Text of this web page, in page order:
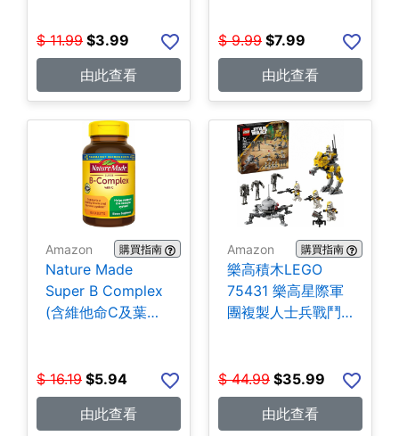
$ 11.99 $3.99
由此查看
$ 9.99 $7.99
由此查看
Amazon 購買指南
Nature Made
Super B Complex
(含維他命C及葉酸)
$ 16.19 $5.94
由此查看
Amazon 購買指南
樂高積木LEGO
75431 樂高星際軍
團複製人士兵戰鬥
$ 44.99 $35.99
由此查看